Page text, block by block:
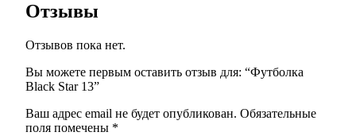
Отзывы
Отзывов пока нет.
Вы можете первым оставить отзыв для: “Футболка
Black Star 13”
Ваш адрес email не будет опубликован. Обязательные
поля помечены *